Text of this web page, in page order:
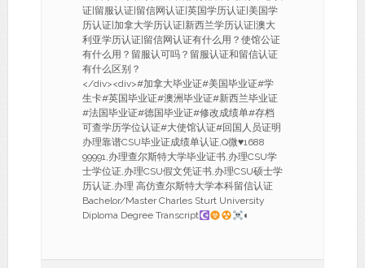
证|留服认证|留信网认证|英国学历认证|美国学
历认证|加拿大学历认证|新西兰学历认证|澳大
利亚学历认证|留信网认证有什么用？使馆公证
有什么用？留服认可吗？留服认证和留信认证
有什么区别？
</div><div>#加拿大毕业证#美国毕业证#学
生卡#英国毕业证#澳洲毕业证#新西兰毕业证
#法国毕业证#德国毕业证#修改成绩单#存档
可查学历学位认证#大使馆认证#回国人员证明
办理靠谱CSU毕业证成绩单认证,Q微♥1688
99991,办理查尔斯特大学毕业证书,办理CSU学
士学位证,办理CSU假文凭证书,办理CSU硕士学
历认证,办理 高仿查尔斯特大学本科留信认证
Bachelor/Master Charles Sturt University
Diploma Degree Transcript
◐